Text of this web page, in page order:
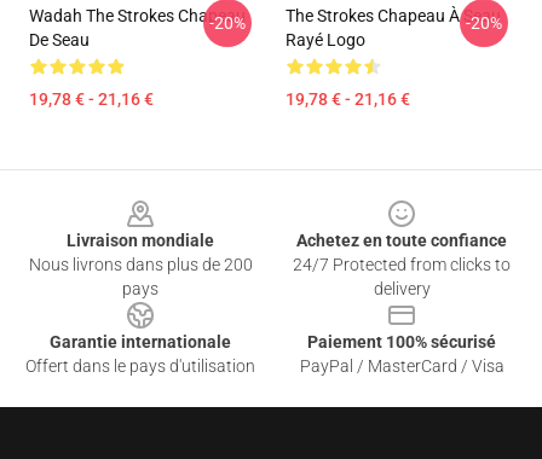
Wadah The Strokes Chapeau
De Seau
19,78 € - 21,16 €
-20%
The Strokes Chapeau À Seau
Rayé Logo
19,78 € - 21,16 €
-20%
Livraison mondiale
Nous livrons dans plus de 200
pays
Achetez en toute confiance
24/7 Protected from clicks to
delivery
Garantie internationale
Offert dans le pays d'utilisation
Paiement 100% sécurisé
PayPal / MasterCard / Visa